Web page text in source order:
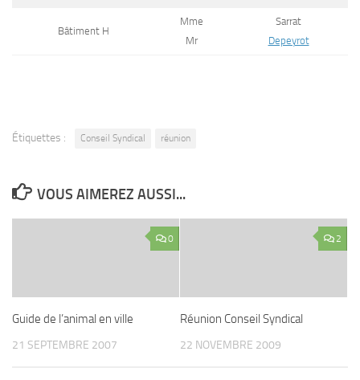
Bâtiment H
Mme
Mr
Sarrat
Depeyrot
Étiquettes : Conseil Syndical réunion
VOUS AIMEREZ AUSSI...
0
Guide de l’animal en ville
21 SEPTEMBRE 2007
2
Réunion Conseil Syndical
22 NOVEMBRE 2009